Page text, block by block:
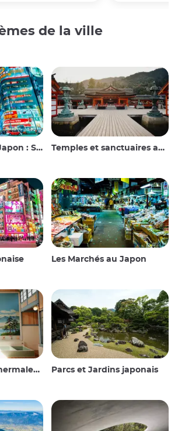
de la ville
voir et boire Temples et sanctuaires au Japon
Les Marchés au Japon
publics Parcs et Jardins japonais